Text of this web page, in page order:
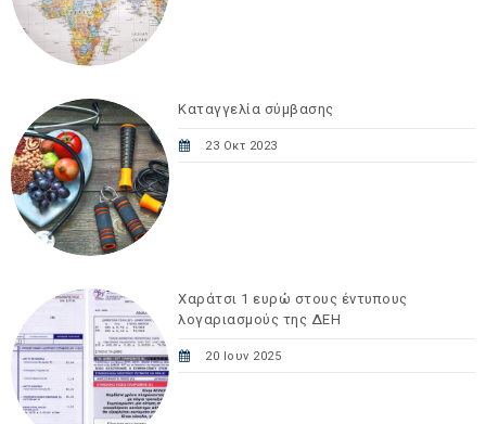
Καταγγελία σύμβασης
23 Οκτ 2023
Χαράτσι 1 ευρώ στους έντυπους
λογαριασμούς της ΔΕΗ
20 Ιουν 2025